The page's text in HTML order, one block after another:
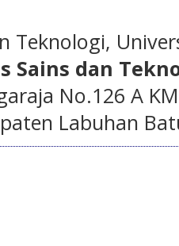
Teknologi,
Sains dan
No.126 A
Labuhan